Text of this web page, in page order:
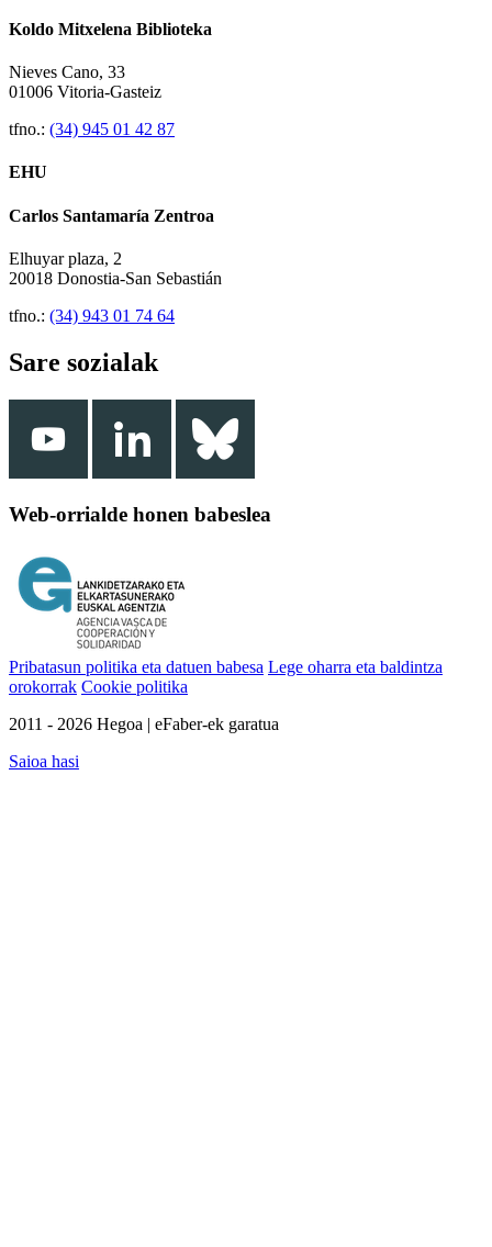
Koldo Mitxelena Biblioteka
Nieves Cano, 33
01006 Vitoria-Gasteiz
tfno.: (34) 945 01 42 87
EHU
Carlos Santamaría Zentroa
Elhuyar plaza, 2
20018 Donostia-San Sebastián
tfno.: (34) 943 01 74 64
Sare sozialak
Web-orrialde honen babeslea
Pribatasun politika eta datuen babesa Lege oharra eta baldintza
orokorrak Cookie politika
2011 - 2026 Hegoa | eFaber-ek garatua
Saioa hasi